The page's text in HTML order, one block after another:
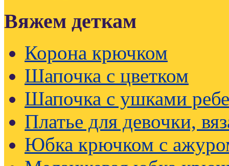
Вяжем деткам
Корона крючком
Шапочка с цветком
Шапочка с ушками
Платье для девочки,
Юбка крючком с